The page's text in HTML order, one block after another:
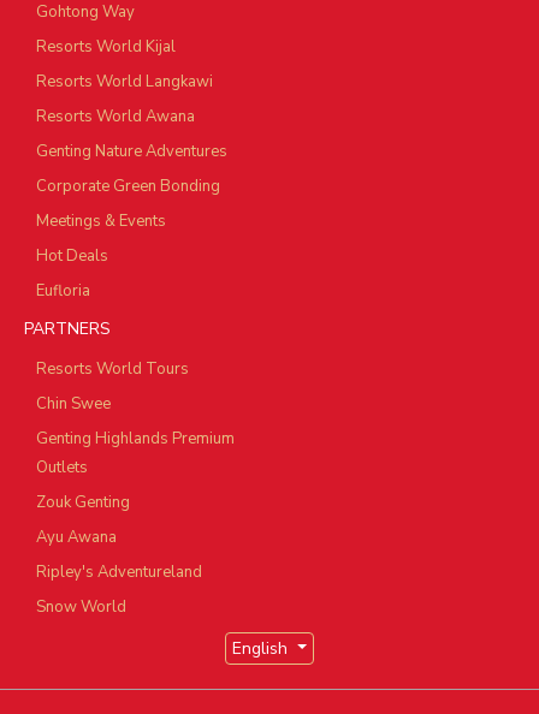
Gohtong Way
Resorts World Kijal
Resorts World Langkawi
Resorts World Awana
Genting Nature Adventures
Corporate Green Bonding
Meetings & Events
Hot Deals
Eufloria
PARTNERS
Resorts World Tours
Chin Swee
Genting Highlands Premium
Outlets
Zouk Genting
Ayu Awana
Ripley's Adventureland
Snow World
English